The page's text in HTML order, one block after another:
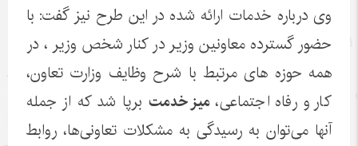
وی درباره خدمات ارائه شده در این طرح نیز گفت: با
حضور گسترده معاونین وزیر در کنار شخص وزیر ، در
همه حوزه های مرتبط با شرح وظایف وزارت تعاون،
کار و رفاه اجتماعی، میز خدمت برپا شد که از جمله
آنها می‌توان به رسیدگی به مشکلات تعاونی‌ها، روابط